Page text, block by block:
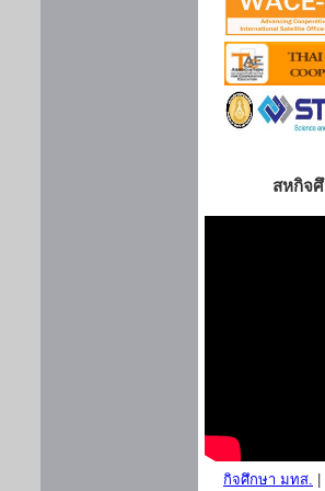
สหกิจ
กิจศึกษา มทส.